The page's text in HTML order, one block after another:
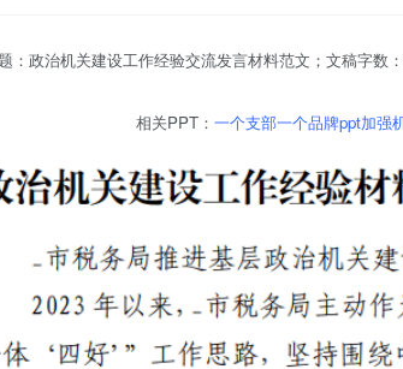
：政治机关建设工作经验交流发言材料范文；文稿字数
相关PPT： 一个支部一个品牌ppt加强